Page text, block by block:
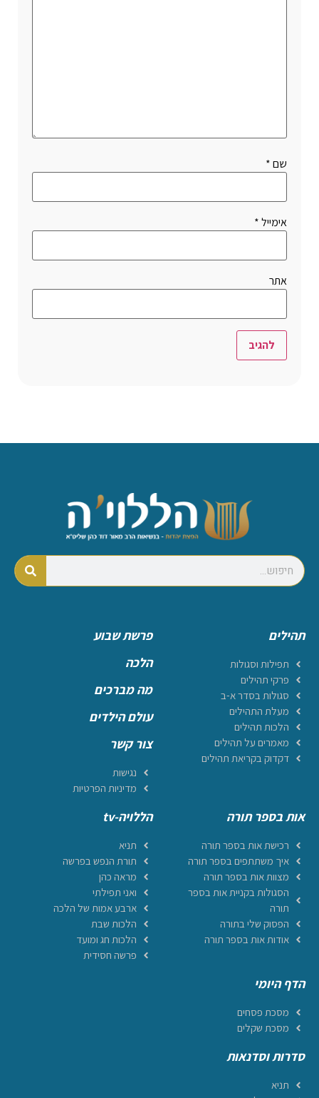
שם*
אימייל*
אתר
תהילים
תפילות וסגולות
פרקי תהילים
סגולות בסדר א-ב
מעלת התהילים
הלכות תהילים
מאמרים על תהילים
דקדוק בקריאת תהילים
פרשת שבוע
הלכה
מה מברכים
עולם הילדים
צור קשר
נגישות
מדיניות הפרטיות
אות בספר תורה
רכישת אות בספר תורה
איך משתתפים בספר תורה
מצוות אות בספר תורה
הסגולות בקניית אות בספר
תורה
הפסוק שלי בתורה
אודות אות בספר תורה
הללויה-tv
תניא
תורת הנפש בפרשה
מראה כהן
ואני תפילתי
ארבע אמות של הלכה
הלכות שבת
הלכות חג ומועד
פרשה חסידית
הדף היומי
מסכת פסחים
מסכת שקלים
סדרות וסדנאות
תניא